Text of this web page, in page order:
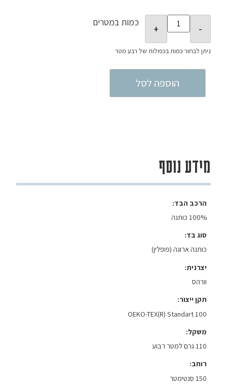
כמות במטרים
הוספה לסל
מידע נוסף
הרכב הבד
100% כותנה
סוג בד
כותנה ארוגה (פופלין)
יצרנית
וורהס
תקן ייצור
OEKO-TEX(R) Standart 100
משקל
110 גרם למטר רבוע
רוחב
150 סנטימטר